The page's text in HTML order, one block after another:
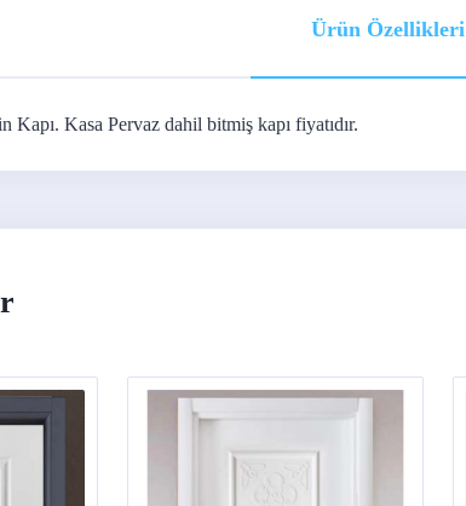
Ürün Özellikleri
Kapı. Kasa Pervaz dahil bitmiş kapı fiyatıdır.